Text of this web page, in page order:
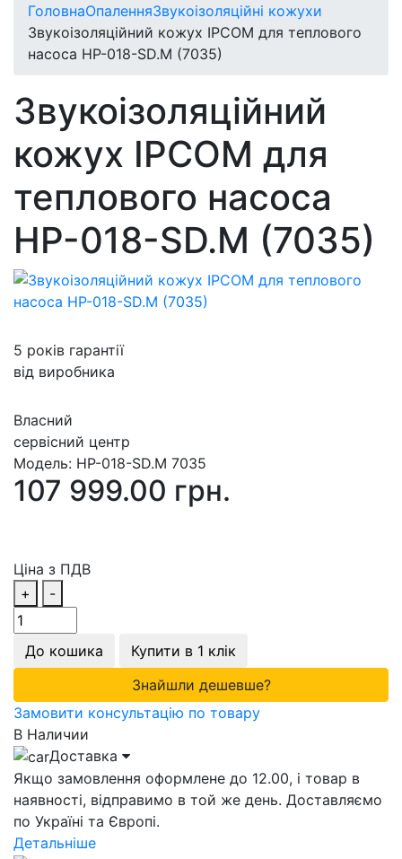
ГоловнаОпаленняЗвукоізоляційні кожухи
Звукоізоляційний кожух IPCOM для теплового
насоса HP-018-SD.M (7035)
Звукоізоляційний
кожух IPCOM для
теплового насоса
HP-018-SD.M (7035)
5 років гарантії
від виробника
Власний
сервісний центр
Модель: HP-018-SD.M 7035
107 999.00 грн.
Ціна з ПДВ
+
-
До кошика
Купити в 1 клік
Знайшли дешевше?
Замовити консультацію по товару
В Наличии
Доставка
Якщо замовлення оформлене до 12.00, і товар в
наявності, відправимо в той же день. Доставляємо
по Україні та Європі.
Детальніше